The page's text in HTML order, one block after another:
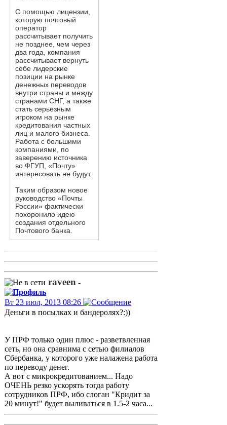
С помощью лицензии,
которую почтовый
оператор
рассчитывает получить
не позднее, чем через
два года, компания
рассчитывает вернуть
себе лидерские
позиции на рынке
денежных переводов
внутри страны и между
странами СНГ, а также
стать серьезным
игроком на рынке
кредитования частных
лиц и малого бизнеса.
Работа с большими
компаниями, по
заверению источника
во ФГУП, «Почту»
интересовать не будут.
Таким образом новое
руководство «Почты
России» фактически
похоронило идею
создания отдельного
Почтового банка.
raveen -
Вт 23 июл, 2013 08:26
Деньги в посылках и бандеролях?:))
У ПРФ только один плюс - разветвленная
сеть, но она сравнима с сетью филиалов
Сбербанка, у которого уже налажена работа
по переводу денег.
А вот с микрокредитованием... Надо
ОЧЕНЬ резко ускорять тогда работу
сотрудников ПРФ, ибо слоган "Кридит за
20 минут!" будет выливаться в 1.5-2 часа...